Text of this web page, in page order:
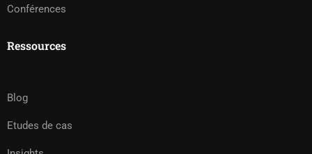
Conférences
Ressources
Blog
Etudes de cas